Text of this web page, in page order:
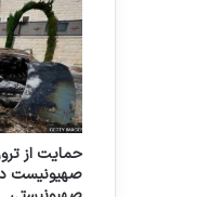
حمایت از
صهیونیست در